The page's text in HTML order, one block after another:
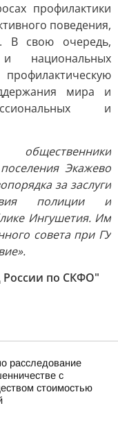
профилактики
поведения,
В свою очередь,
и национальных
мира и
и
Экажево
за заслуги
полиции и
Ингушетия. Им
совета при ГУ
по СКФО"
расследование
с
стоимостью